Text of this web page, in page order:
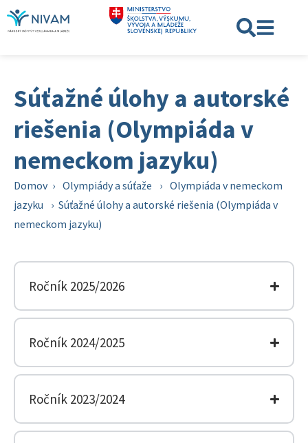
Súťažné úlohy a autorské
riešenia (Olympiáda v
nemeckom jazyku)
Domov › Olympiády a súťaže › Olympiáda v nemeckom
jazyku
› Súťažné úlohy a autorské riešenia (Olympiáda v
nemeckom jazyku)
Ročník 2025/2026
Ročník 2024/2025
Ročník 2023/2024